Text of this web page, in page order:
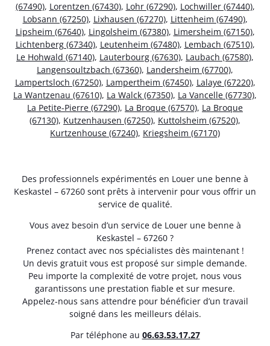
(67490), Lorentzen (67430), Lohr (67290), Lochwiller (67440),
Lobsann (67250), Lixhausen (67270), Littenheim (67490),
Lipsheim (67640), Lingolsheim (67380), Limersheim (67150),
Lichtenberg (67340), Leutenheim (67480), Lembach (67510),
Le Hohwald (67140), Lauterbourg (67630), Laubach (67580),
Langensoultzbach (67360), Landersheim (67700),
Lampertsloch (67250), Lampertheim (67450), Lalaye (67220),
La Wantzenau (67610), La Walck (67350), La Vancelle (67730),
La Petite-Pierre (67290), La Broque (67570), La Broque
(67130), Kutzenhausen (67250), Kuttolsheim (67520),
Kurtzenhouse (67240), Kriegsheim (67170)
Des professionnels expérimentés en Louer une benne à
Keskastel – 67260 sont prêts à intervenir pour vous offrir un
service de qualité.
Vous avez besoin d’un service de Louer une benne à
Keskastel – 67260 ?
Prenez contact avec nos spécialistes dès maintenant !
Un devis gratuit vous est proposé sur simple demande.
Peu importe la complexité de votre projet, nous vous
garantissons une prestation fiable et sur mesure.
Appelez-nous sans attendre pour bénéficier d’un travail
soigné dans les meilleurs délais.
Par téléphone au 06.63.53.17.27